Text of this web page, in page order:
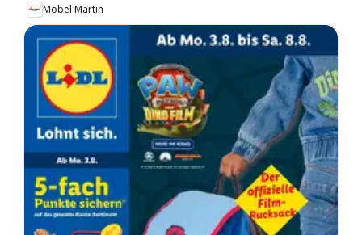
Möbel Martin